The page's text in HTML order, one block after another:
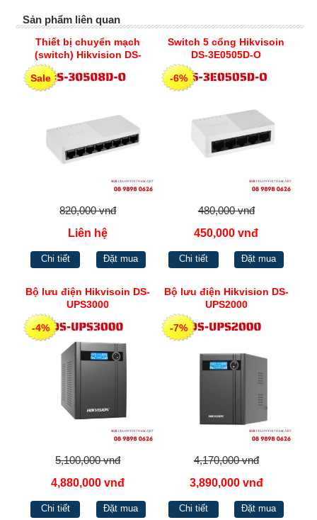
Sản phẩm liên quan
Thiết bị chuyển mạch
(switch) Hikvision DS-
Sale
820,000 vnđ
Liên hệ
Chi tiết Đặt mua
Switch 5 cổng Hikvisoin
DS-3E0505D-O
-6%
480,000 vnđ
450,000 vnđ
Chi tiết Đặt mua
Bộ lưu điện Hikvisoin DS-
UPS3000
-4%
5,100,000 vnđ
4,880,000 vnđ
Chi tiết Đặt mua
Bộ lưu điện Hikvision DS-
UPS2000
-7%
4,170,000 vnđ
3,890,000 vnđ
Chi tiết Đặt mua